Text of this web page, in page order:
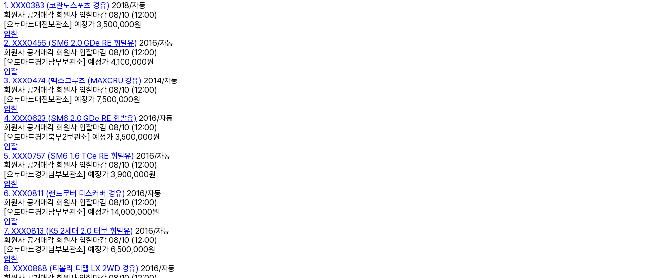
1. XXX0383 (코란도스포츠 경유) 2018/자동
회원사 공개매각 회원사 입찰마감 08/10 (12:00)
[오토마트대전보관소] 예정가 3,500,000원
입찰
2. XXX0456 (SM6 2.0 GDe RE 휘발유) 2016/자동
회원사 공개매각 회원사 입찰마감 08/10 (12:00)
[오토마트경기남부보관소] 예정가 4,100,000원
입찰
3. XXX0474 (맥스크루즈 (MAXCRU 경유) 2014/자동
회원사 공개매각 회원사 입찰마감 08/10 (12:00)
[오토마트대전보관소] 예정가 7,500,000원
입찰
4. XXX0623 (SM6 2.0 GDe RE 휘발유) 2016/자동
회원사 공개매각 회원사 입찰마감 08/10 (12:00)
[오토마트경기북부2보관소] 예정가 3,500,000원
입찰
5. XXX0757 (SM6 1.6 TCe RE 휘발유) 2016/자동
회원사 공개매각 회원사 입찰마감 08/10 (12:00)
[오토마트경기남부보관소] 예정가 3,900,000원
입찰
6. XXX0811 (랜드로버 디스커버 경유) 2016/자동
회원사 공개매각 회원사 입찰마감 08/10 (12:00)
[오토마트경기남부보관소] 예정가 14,000,000원
입찰
7. XXX0813 (K5 2세대 2.0 터보 휘발유) 2016/자동
회원사 공개매각 회원사 입찰마감 08/10 (12:00)
[오토마트경기남부보관소] 예정가 6,500,000원
입찰
8. XXX0888 (티볼리 디젤 LX 2WD 경유) 2016/자동